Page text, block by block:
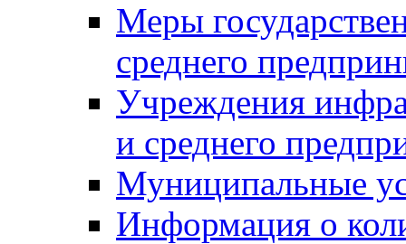
Меры
среднего
Учреждения
и среднего
Муниципальные
Информация о